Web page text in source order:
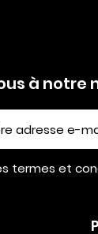
2026 :
AU
à notre
termes et